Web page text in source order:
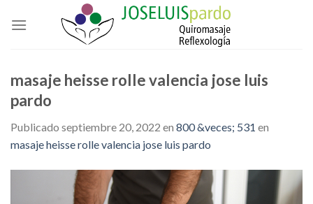
masaje heisse rolle valencia jose luis
pardo
Publicado septiembre 20, 2022 en 800 &veces; 531 en
masaje heisse rolle valencia jose luis pardo